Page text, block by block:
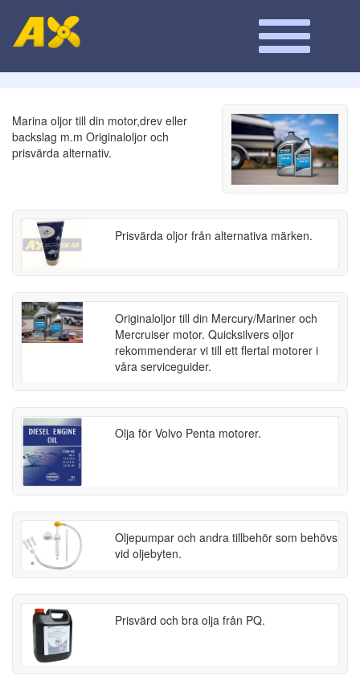
Marina oljor till din motor,drev eller
backslag m.m Originaloljor och
prisvärda alternativ.
Prisvärda oljor från alternativa märken.
Originaloljor till din Mercury/Mariner och
Mercruiser motor. Quicksilvers oljor
rekommenderar vi till ett flertal motorer i
våra serviceguider.
Olja för Volvo Penta motorer.
Oljepumpar och andra tillbehör som behövs
vid oljebyten.
Prisvärd och bra olja från PQ.